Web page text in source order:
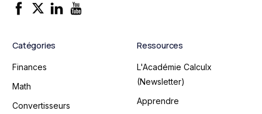
Catégories
Finances
Math
Convertisseurs
Ressources
L'Académie Calculx
(Newsletter)
Apprendre